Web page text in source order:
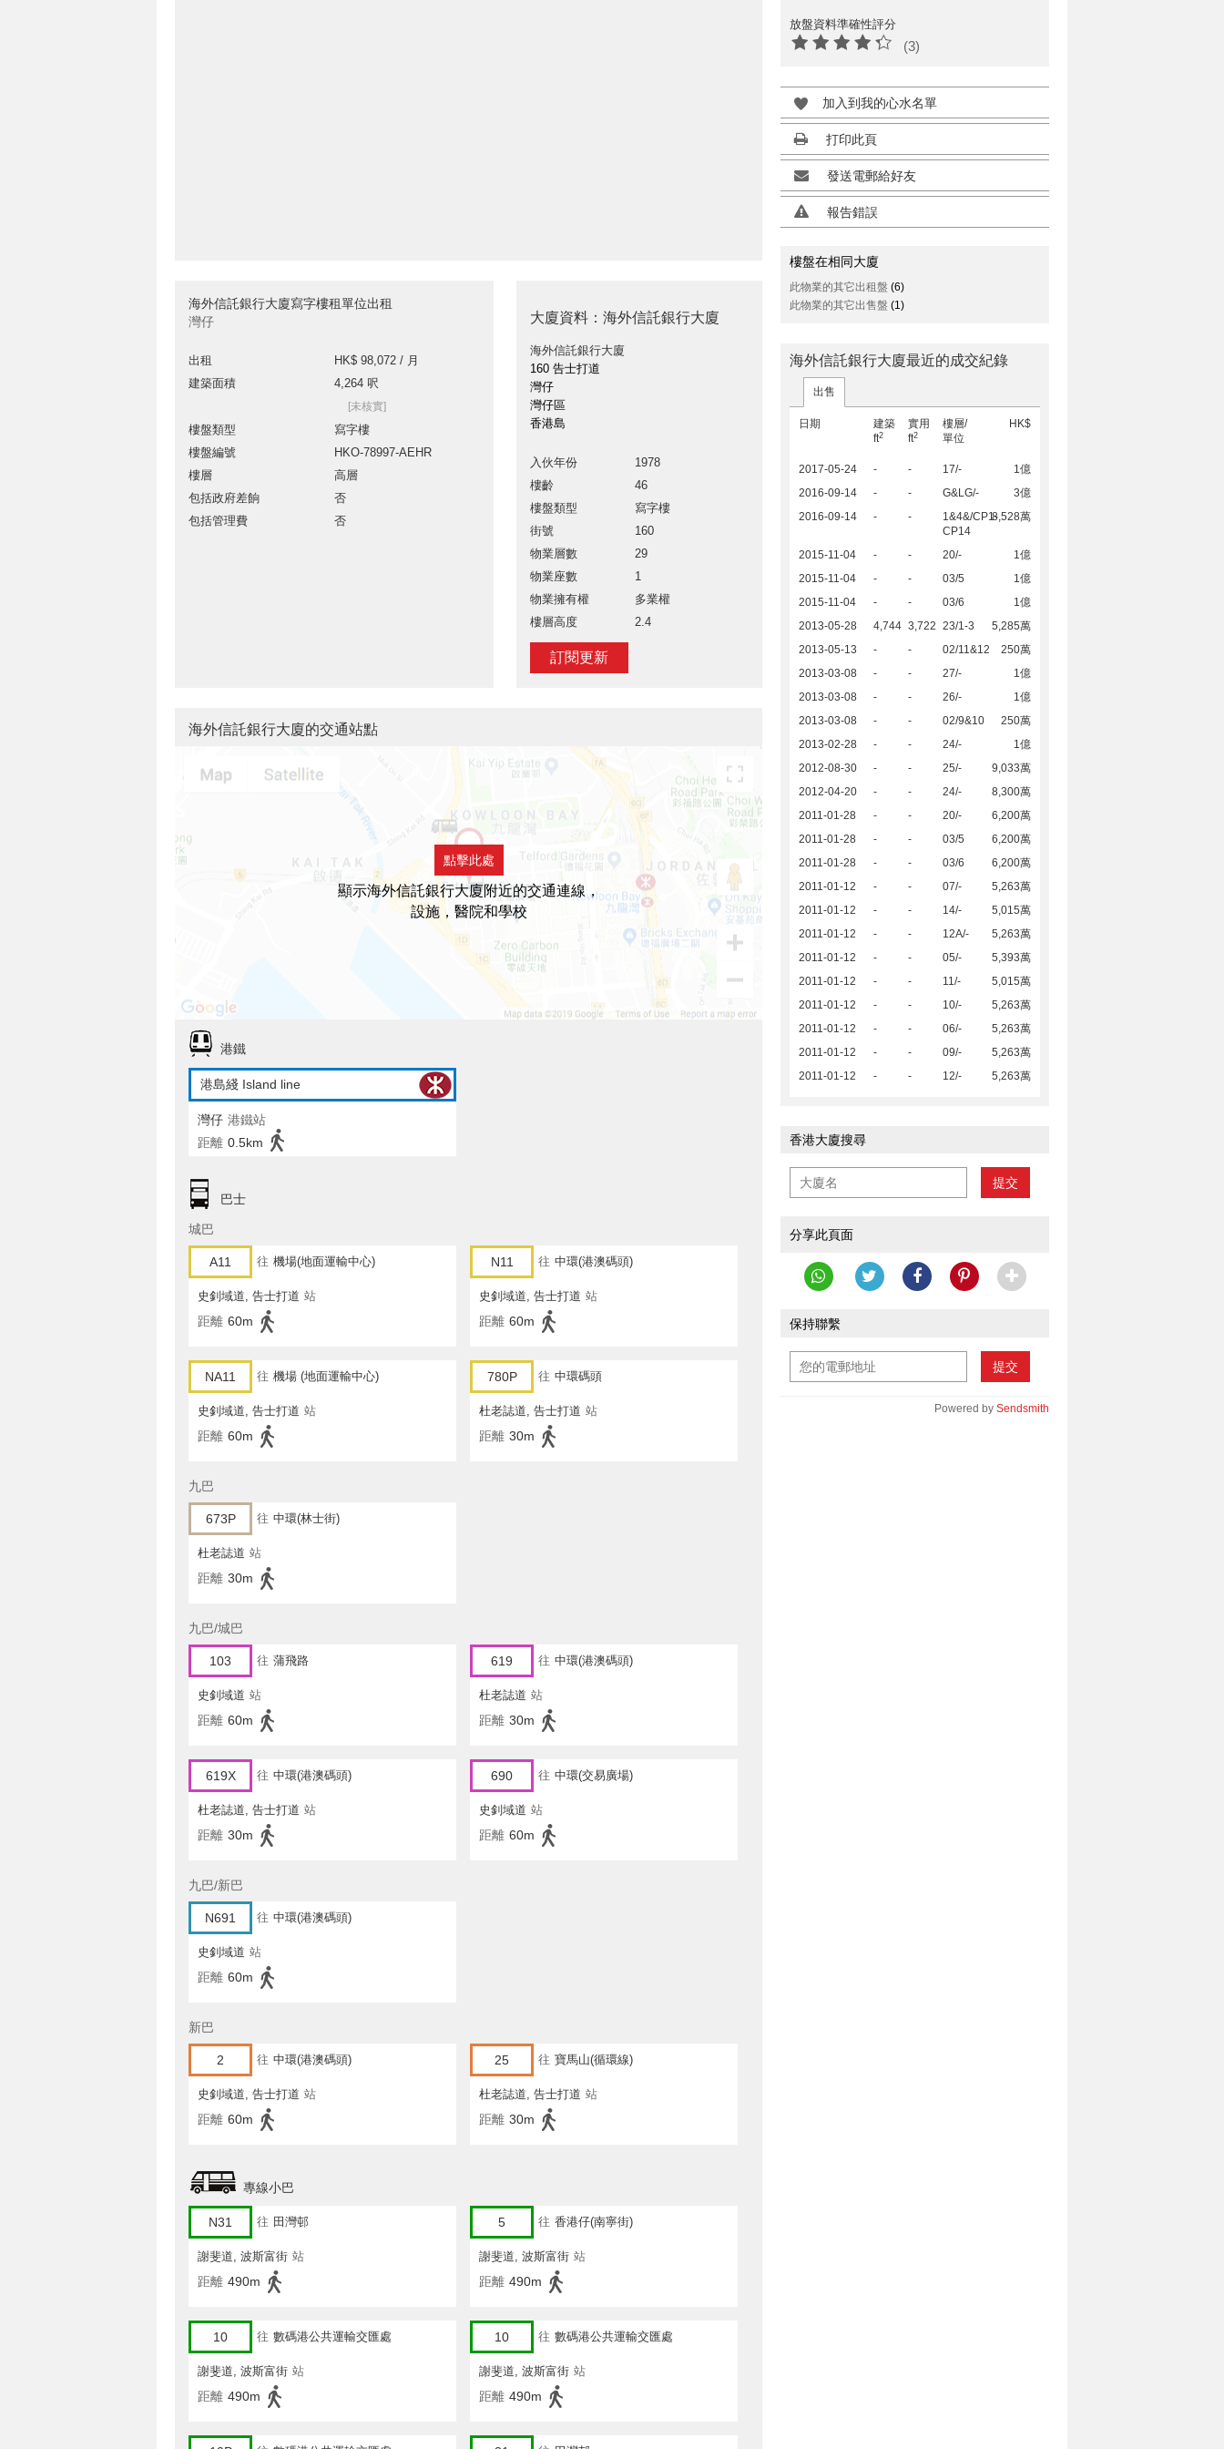
海外信託銀行大廈寫字樓租單位出租
灣仔
出租
HK$ 98,072 / 月
建築面積
4,264 呎
[未核實]
樓盤類型
寫字樓
樓盤編號
HKO-78997-AEHR
樓層
高層
包括政府差餉
否
包括管理費
否
大廈資料：海外信託銀行大廈
海外信託銀行大廈
160 告士打道
灣仔
灣仔區
香港島
入伙年份
1978
樓齡
46
樓盤類型
寫字樓
街號
160
物業層數
29
物業座數
1
物業擁有權
多業權
樓層高度
2.4
訂閱更新
放盤資料準確性評分
(3)
加入到我的心水名單
打印此頁
發送電郵給好友
報告錯誤
樓盤在相同大廈
此物業的其它出租盤 (6)
此物業的其它出售盤 (1)
海外信託銀行大廈最近的成交紀錄
出售
日期
建築
ft2
實用
ft2
樓層/
單位
HK$
2017-05-24 - - 17/-
1億
2016-09-14
- - G&LG/-
3億
2016-09-14
- -
1&4&/CP1-
CP14
8,528萬
2015-11-04 - - 20/-
1億
2015-11-04
- - 03/5
1億
2015-11-04
- - 03/6
1億
2013-05-28
4,744 3,722 23/1-3
5,285萬
2013-05-13
- - 02/11&12
250萬
2013-03-08
- - 27/-
1億
2013-03-08
- - 26/-
1億
2013-03-08
- - 02/9&10
250萬
2013-02-28
- - 24/-
1億
2012-08-30
- - 25/-
9,033萬
2012-04-20
- - 24/-
8,300萬
2011-01-28
- - 20/-
6,200萬
2011-01-28
- - 03/5
6,200萬
2011-01-28
- - 03/6
6,200萬
2011-01-12
- - 07/-
5,263萬
2011-01-12
- - 14/-
5,015萬
2011-01-12
- - 12A/-
5,263萬
2011-01-12
- - 05/-
5,393萬
2011-01-12
- - 11/-
5,015萬
2011-01-12
- - 10/-
5,263萬
2011-01-12
- - 06/-
5,263萬
2011-01-12
- - 09/-
5,263萬
2011-01-12
- - 12/- 5,263萬
香港大廈搜尋
提交
分享此頁面
保持聯繫
提交
Powered by Sendsmith
海外信託銀行大廈的交通站點
點擊此處
顯示海外信託銀行大廈附近的交通連線，
設施，醫院和學校
港鐵
港島綫 Island line
灣仔 港鐵站
距離 0.5km
巴士
城巴
A11 往 機場(地面運輸中心)
史釗域道, 告士打道 站
距離 60m
N11 往 中環(港澳碼頭)
史釗域道, 告士打道 站
距離 60m
NA11 往 機場 (地面運輸中心)
史釗域道, 告士打道 站
距離 60m
780P 往 中環碼頭
杜老誌道, 告士打道 站
距離 30m
九巴
673P 往 中環(林士街)
杜老誌道 站
距離 30m
九巴/城巴
103 往 蒲飛路
史釗域道 站
距離 60m
619 往 中環(港澳碼頭)
杜老誌道 站
距離 30m
619X 往 中環(港澳碼頭)
杜老誌道, 告士打道 站
距離 30m
690 往 中環(交易廣場)
史釗域道 站
距離 60m
九巴/新巴
N691 往 中環(港澳碼頭)
史釗域道 站
距離 60m
新巴
2 往 中環(港澳碼頭)
史釗域道, 告士打道 站
距離 60m
25 往 寶馬山(循環線)
杜老誌道, 告士打道 站
距離 30m
專線小巴
N31 往 田灣邨
謝斐道, 波斯富街 站
距離 490m
5 往 香港仔(南寧街)
謝斐道, 波斯富街 站
距離 490m
10 往 數碼港公共運輸交匯處
謝斐道, 波斯富街 站
距離 490m
10 往 數碼港公共運輸交匯處
謝斐道, 波斯富街 站
距離 490m